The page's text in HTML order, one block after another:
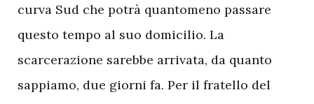
curva Sud che potrà quantomeno passare
questo tempo al suo domicilio. La
scarcerazione sarebbe arrivata, da quanto
sappiamo, due giorni fa. Per il fratello del